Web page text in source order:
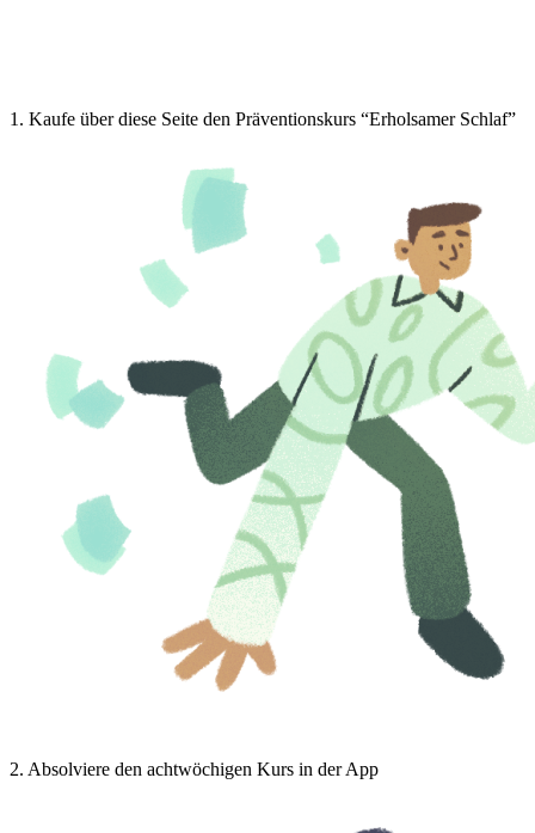
1. Kaufe über diese Seite den Präventionskurs “Erholsamer Schlaf”
2. Absolviere den achtwöchigen Kurs in der App